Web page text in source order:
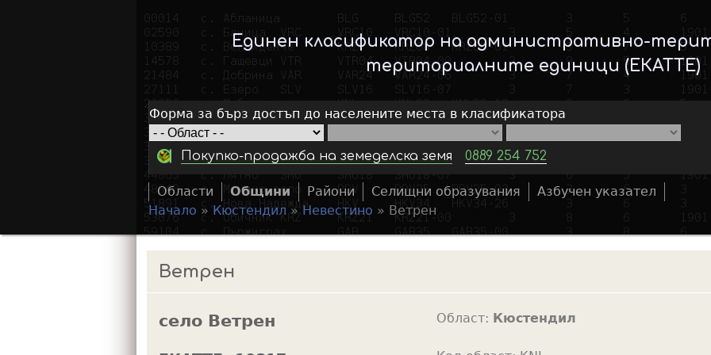
Skip
to
main
Единен класификатор на административно-
териториалните единици (ЕКАТТЕ)
Форма за бърз достъп до населените места в класификатора
Покупко-продажба на земеделска земя 0889 254 752
a
c
Области Общини Райони Селищни образувания Азбучен указател
o
Начало »Кюстендил » Невестино » Ветрен
Ветрен
село Ветрен Област: Кюстендил